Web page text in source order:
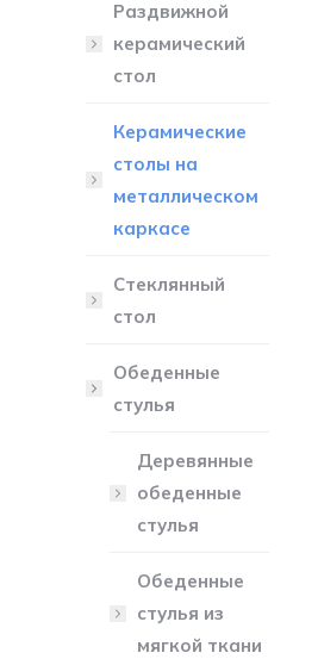
Раздвижной
керамический
стол
Керамические
столы на
металлическом
каркасе
Стеклянный
стол
Обеденные
стулья
Деревянные
обеденные
стулья
Обеденные
стулья из
мягкой ткани